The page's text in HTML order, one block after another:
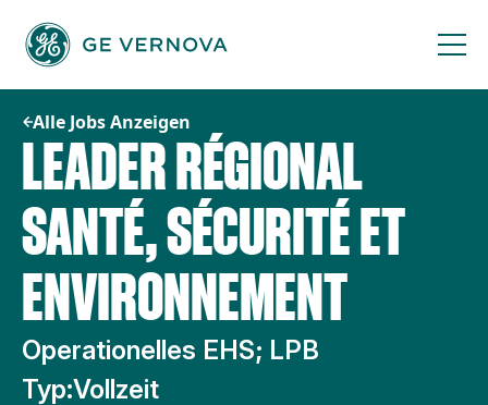
Inhalt
springen
Alle Jobs Anzeigen
LEADER RÉGIONAL
SANTÉ, SÉCURITÉ ET
ENVIRONNEMENT
Operationelles EHS; LPB
Typ:Vollzeit